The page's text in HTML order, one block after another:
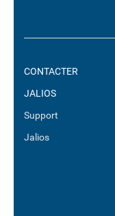
CONTACTER
JALIOS
Support
Jalios